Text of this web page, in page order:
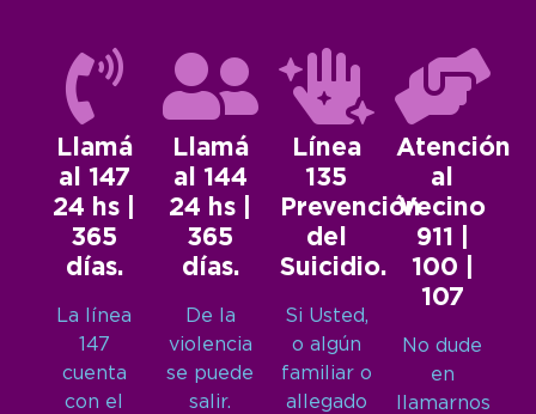
Llamá
al 147
24 hs |
365
días.
La línea
147
cuenta
con el
Llamá
al 144
24 hs |
365
días.
De la
violencia
se puede
salir.
Línea
135
Prevención
del
Suicidio.
Si Usted,
o algún
familiar o
allegado
Atención
al
Vecino
911 |
100 |
107
No dude
en
llamarnos